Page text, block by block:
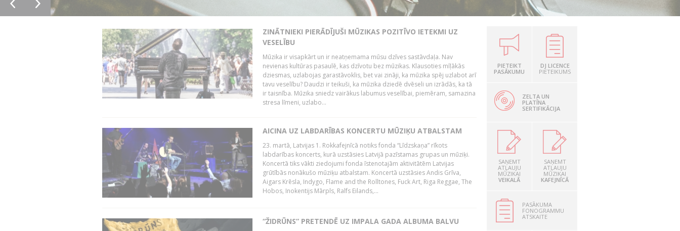
ZINĀTNIEKI PIERĀDĪJUŠI MŪZIKAS POZITĪVO IETEKMI UZ
VESELĪBU
Mūzika ir visapkārt un ir neatņemama mūsu dzīves sastāvdaļa. Nav
nevienas kultūras pasaulē, kas dzīvotu bez mūzikas. Klausoties mīļākās
dziesmas, uzlabojas garastāvoklis, bet vai zināji, ka mūzika spēj uzlabot arī
tavu veselību? Daudzi ir teikuši, ka mūzika dziedē dvēseli un izrādās, ka tā
ir taisnība. Mūzika sniedz vairākus labumus veselībai, piemēram, samazina
stresa līmeni, uzlabo...
AICINA UZ LABDARĪBAS KONCERTU MŪZIĶU ATBALSTAM
23. martā, Latvijas 1. Rokkafejnīcā notiks fonda “Līdzskaņa” rīkots
labdarības koncerts, kurā uzstāsies Latvijā pazīstamas grupas un mūziķi.
Koncertā tiks vākti ziedojumi fonda īstenotajām aktivitātēm Latvijas
grūtībās nonākušo mūziķu atbalstam. Koncertā uzstāsies Andis Grīva,
Aigars Krēsla, Indygo, Flame and the Rolltones, Fuck Art, Riga Reggae, The
Hobos, Inokentijs Mārpls, Ralfs Eilands,...
“ŽIDRŪNS” PRETENDĒ UZ IMPALA GADA ALBUMA BALVU
PIETEIKT
PASĀKUMU
DJ LICENCE
PIETEIKUMS
ZELTA UN
PLATĪNA
SERTIFIKĀCIJA
SAŅEMT
ATĻAUJU
MŪZIKAI
VEIKALĀ
SAŅEMT
ATĻAUJU
MŪZIKAI
KAFEJNĪCĀ
PASĀKUMA
FONOGRAMMU
ATSKAITE